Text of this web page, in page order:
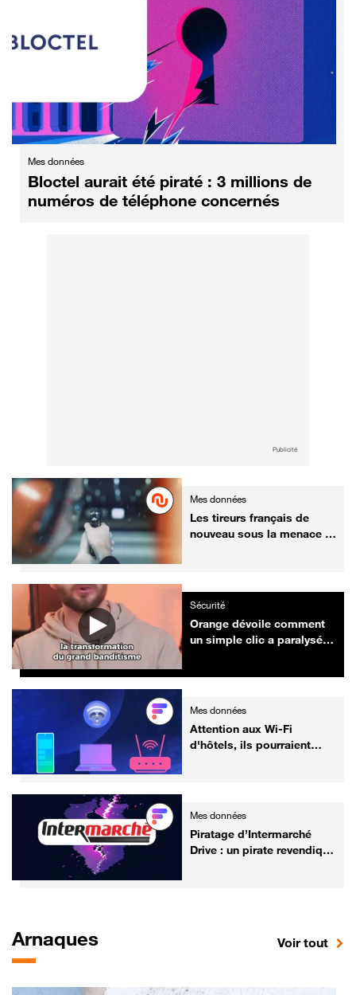
Mes données
Bloctel aurait été piraté : 3 millions de
numéros de téléphone concernés
Publicité
Mes données
Les tireurs français de
nouveau sous la menace :
Sécurité
Orange dévoile comment
un simple clic a paralysé
Mes données
Attention aux Wi-Fi
d'hôtels, ils pourraient
Mes données
Piratage d’Intermarché
Drive : un pirate revendique
Arnaques Voir toutsur